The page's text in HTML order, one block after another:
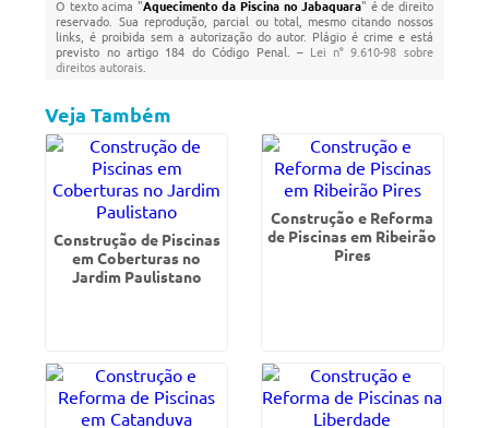
O texto acima "Aquecimento da Piscina no Jabaquara" é de direito
reservado. Sua reprodução, parcial ou total, mesmo citando nossos
links, é proibida sem a autorização do autor. Plágio é crime e está
previsto no artigo 184 do Código Penal. – Lei n° 9.610-98 sobre
direitos autorais
Veja Também
Construção de Piscinas
em Coberturas no
Jardim Paulistano
Construção e Reforma
de Piscinas em Ribeirão
Pires